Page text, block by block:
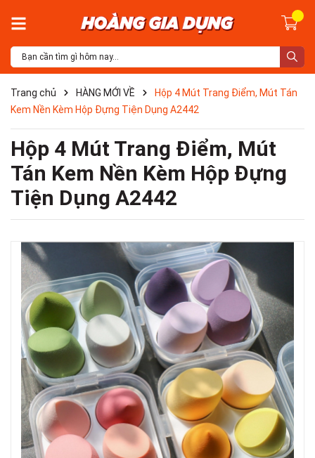
Trang chủ HÀNG MỚI VỀ
Hộp 4 Mút Trang Điểm, Mút Tán
Kem Nền Kèm Hộp Đựng Tiện Dụng A2442
Hộp 4 Mút Trang Điểm, Mút
Tán Kem Nền Kèm Hộp Đựng
Tiện Dụng A2442